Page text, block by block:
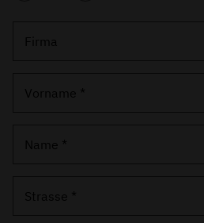
Firma
Vorname *
Name *
Strasse *